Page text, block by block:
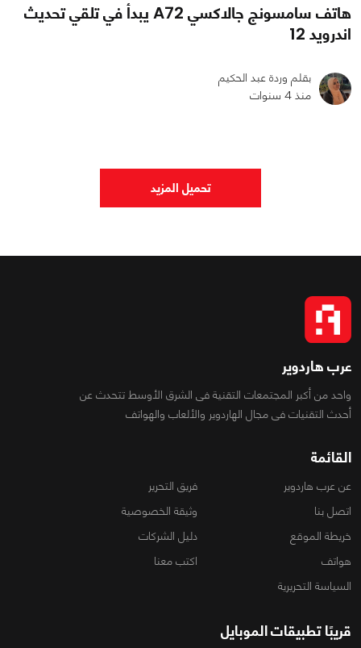
0
هاتف سامسونج جالاكسي A72 يبدأ في تلقي تحديث
اندرويد 12
بقلم وردة عبد الحكيم
منذ 4 سنوات
تحميل المزيد
عرب هاردوير
واحد من أكبر المجتمعات التقنية فى الشرق الأوسط تتحدث عن
أحدث التقنيات فى مجال الهاردوير والألعاب والهواتف
القائمة
عن عرب هاردوير
فريق التحرير
اتصل بنا
وثيقة الخصوصية
خريطة الموقع
دليل الشركات
هواتف
اكتب معنا
السياسة التحريرية
قريبًا تطبيقات الموبايل